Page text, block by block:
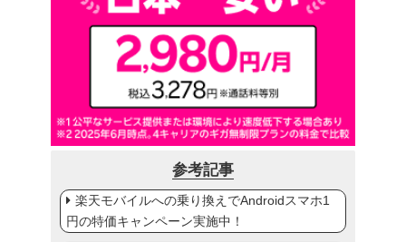
参考記事
楽天モバイルへの乗り換えでAndroidスマホ1
円の特価キャンペーン実施中！